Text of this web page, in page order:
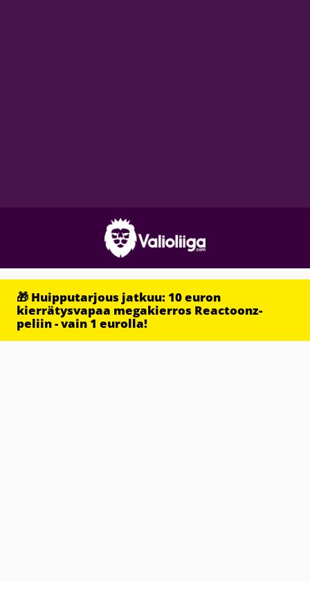
🎁 Huipputarjous jatkuu: 10 euron
kierrätysvapaa megakierros Reactoonz-
peliin - vain 1 eurolla!